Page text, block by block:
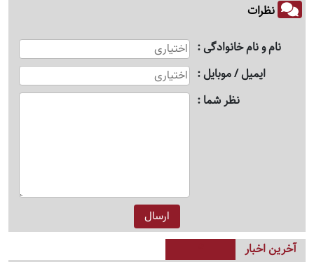
نظرات
نام و نام خانوادگی
ایمیل / موبایل
نظر شما
آخرین اخبار